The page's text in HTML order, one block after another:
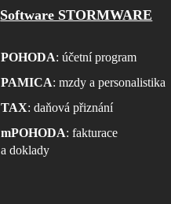
Software STORMWARE
POHODA: účetní program
PAMICA: mzdy a personalistika
TAX: daňová přiznání
mPOHODA: fakturace
a doklady